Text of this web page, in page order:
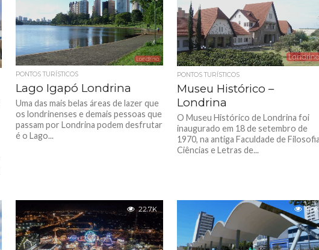
PONTOS TURÍSTICOS
Lago Igapó Londrina
Uma das mais belas áreas de lazer que
os londrinenses e demais pessoas que
passam por Londrina podem desfrutar
é o Lago...
PONTOS TURÍSTICOS
Museu Histórico –
Londrina
O Museu Histórico de Londrina foi
inaugurado em 18 de setembro de
1970, na antiga Faculdade de
Ciências e Letras de...
22.7K 9.0K